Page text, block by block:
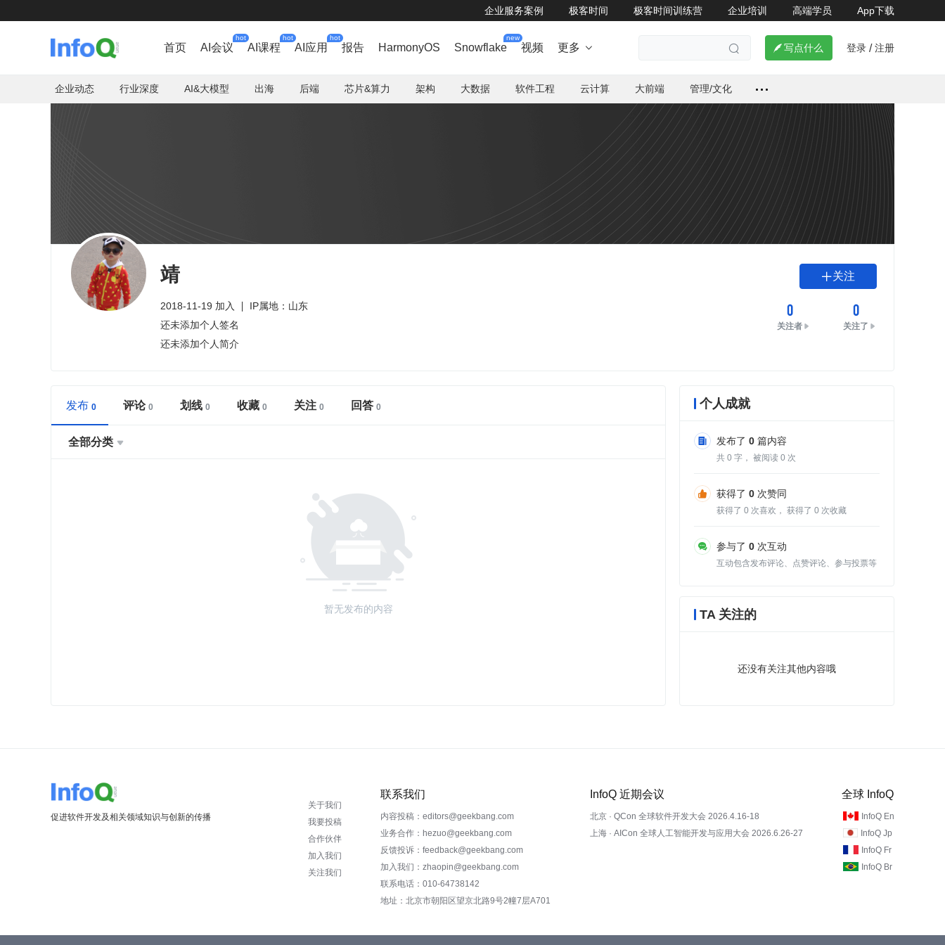
企业服务案例 极客时间 极客时间训练营 企业培训 高端学员 App下载
首页 AI会议
hot
AI课程
hot
AI应用
hot
报告 HarmonyOS Snowflake
new
视频 更多    写点什么 登录 / 注册
企业动态 行业深度 AI&大模型 出海 后端 芯片&算力 架构 大数据 软件工程 云计算 大前端 管理/文化
靖
2018-11-19 加入
IP属地：山东
还未添加个人签名
还未添加个人简介
关注
0
关注者
0
关注了
发布 评论 划线 收藏 关注 回答
全部分类 
暂无发布的内容
个人成就
发布了 0 篇内容
共 0 字， 被阅读 0 次
获得了 0 次赞同
获得了 0 次喜欢， 获得了 0 次收藏
参与了 0 次互动
互动包含发布评论、点赞评论、参与投票等
TA 关注的
还没有关注其他内容哦
促进软件开发及相关领域知识与创新的传播
关于我们
我要投稿
合作伙伴
加入我们
关注我们
联系我们
内容投稿：editors@geekbang.com
业务合作：hezuo@geekbang.com
反馈投诉：feedback@geekbang.com
加入我们：zhaopin@geekbang.com
联系电话：010-64738142
地址：北京市朝阳区望京北路9号2幢7层A701
InfoQ 近期会议
北京 · QCon 全球软件开发大会 2026.4.16-18
上海 · AICon 全球人工智能开发与应用大会 2026.6.26-27
全球 InfoQ
InfoQ En
InfoQ Jp
InfoQ Fr
InfoQ Br